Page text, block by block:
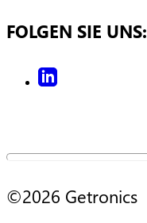
FOLGEN SIE UNS:
©2026 Getronics